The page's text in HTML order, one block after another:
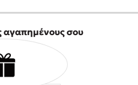
αγαπημένους σου